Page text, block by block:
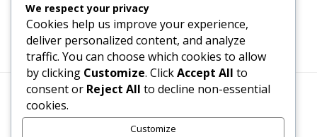
Termeni, Condiții & Protecția Datelor (GDPR)
We respect your privacy
Cookies help us improve your experience,
deliver personalized content, and analyze
traffic. You can choose which cookies to allow
by clicking Customize. ClickAccept All to
consent or Reject All to decline non-essential
cookies.
Customize